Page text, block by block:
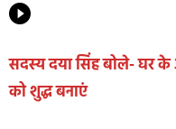
सदस्य दया सिंह बोले- घर
को शुद्ध बनाएं